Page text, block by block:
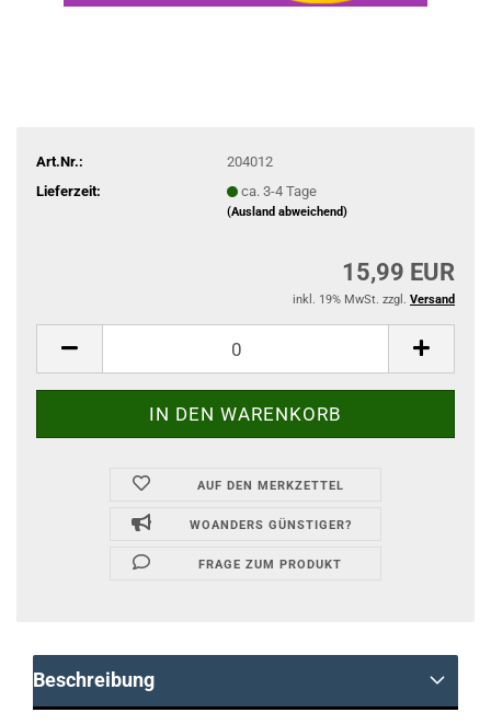
Art.Nr.:
204012
Lieferzeit:
ca. 3-4 Tage
(Ausland abweichend)
15,99 EUR
inkl. 19% MwSt. zzgl. Versand
AUF DEN MERKZETTEL
WOANDERS GÜNSTIGER?
FRAGE ZUM PRODUKT
Beschreibung